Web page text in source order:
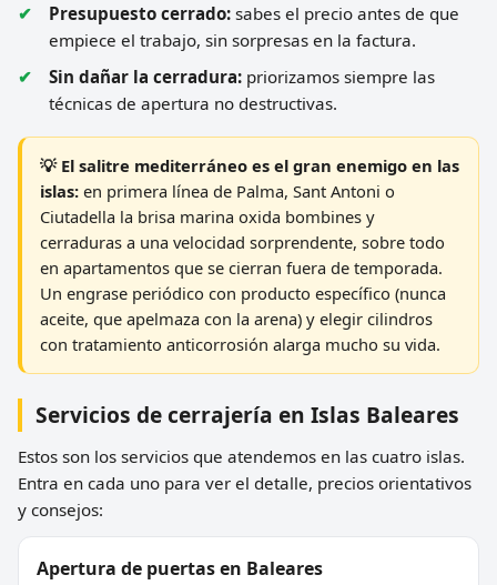
Presupuesto cerrado: sabes el precio antes de que
empiece el trabajo, sin sorpresas en la factura.
Sin dañar la cerradura: priorizamos siempre las
técnicas de apertura no destructivas.
💡 El salitre mediterráneo es el gran enemigo en las
islas: en primera línea de Palma, Sant Antoni o
Ciutadella la brisa marina oxida bombines y
cerraduras a una velocidad sorprendente, sobre todo
en apartamentos que se cierran fuera de temporada.
Un engrase periódico con producto específico (nunca
aceite, que apelmaza con la arena) y elegir cilindros
con tratamiento anticorrosión alarga mucho su vida.
Servicios de cerrajería en Islas Baleares
Estos son los servicios que atendemos en las cuatro islas.
Entra en cada uno para ver el detalle, precios orientativos
y consejos:
Apertura de puertas en Baleares